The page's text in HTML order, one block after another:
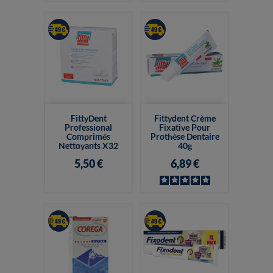
FittyDent
Professional
Comprimés
Nettoyants X32
5,50 €
Fittydent Crème
Fixative Pour
Prothèse Dentaire
40g
6,89 €